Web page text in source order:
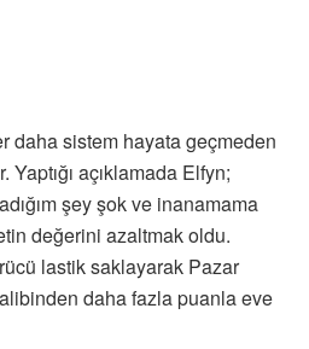
daha sistem hayata geçmeden
açıklamada Elfyn;
şey şok ve inanamama
değerini azaltmak oldu.
lastik saklayarak Pazar
daha fazla puanla eve